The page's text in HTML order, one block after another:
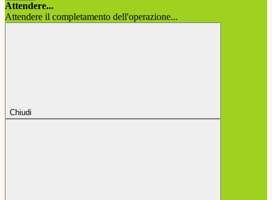
Attendere...
Attendere il completamento dell'operazione...
Chiudi